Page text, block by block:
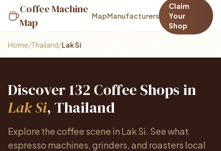
Coffee Machine
Map
MapManufacturers
Claim
Your
Shop
Home/Thailand/Lak Si
Discover 132 Coffee Shops in
Lak Si, Thailand
Explore the coffee scene in Lak Si. See what
espresso machines, grinders, and roasters local